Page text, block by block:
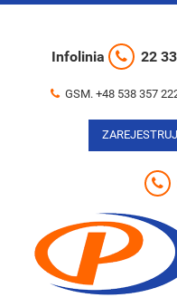
Infolinia 22
GSM. +48 538 357